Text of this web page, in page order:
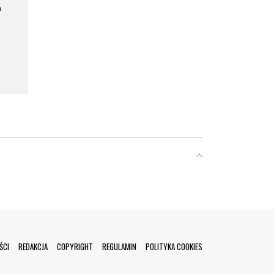
REDAKCJA COPYRIGHT REGULAMIN POLITYKA COOKIES